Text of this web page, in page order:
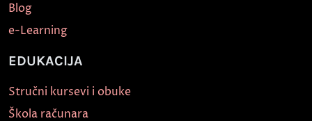
Blog
e-Learning
EDUKACIJA
Stručni kursevi i obuke
Škola računara